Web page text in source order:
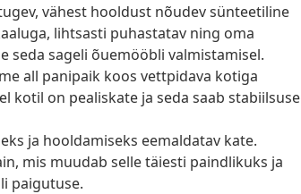
vähest hooldust nõudev sünteetiline
lihtsasti puhastatav ning oma
sageli õuemööbli valmistamisel.
all panipaik koos vettpidava kotiga
kotil on pealiskate ja seda saab stabiilsuse
ja hooldamiseks eemaldatav kate.
mis muudab selle täiesti paindlikuks ja
paigutuse.